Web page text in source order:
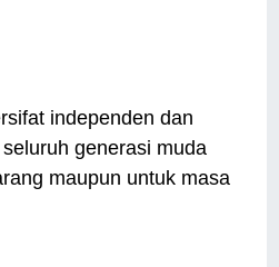
independen dan
generasi muda
maupun untuk masa